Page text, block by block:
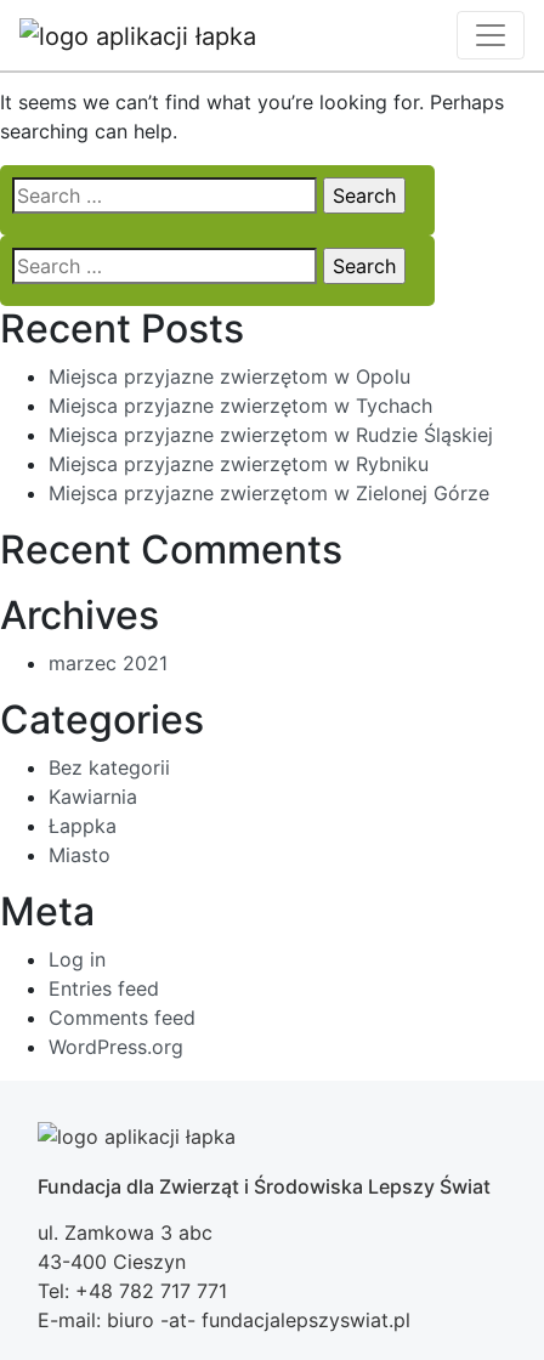
Nothing Found
It seems we can’t find what you’re looking for. Perhaps
searching can help.
Search
for:
Search
for:
Recent Posts
Miejsca przyjazne zwierzętom w Opolu
Miejsca przyjazne zwierzętom w Tychach
Miejsca przyjazne zwierzętom w Rudzie Śląskiej
Miejsca przyjazne zwierzętom w Rybniku
Miejsca przyjazne zwierzętom w Zielonej Górze
Recent Comments
Archives
marzec 2021
Categories
Bez kategorii
Kawiarnia
Łappka
Miasto
Meta
Log in
Entries feed
Comments feed
WordPress.org
Fundacja dla Zwierząt i Środowiska Lepszy Świat
ul. Zamkowa 3 abc
43-400 Cieszyn
Tel: +48 782 717 771
E-mail: biuro -at- fundacjalepszyswiat.pl